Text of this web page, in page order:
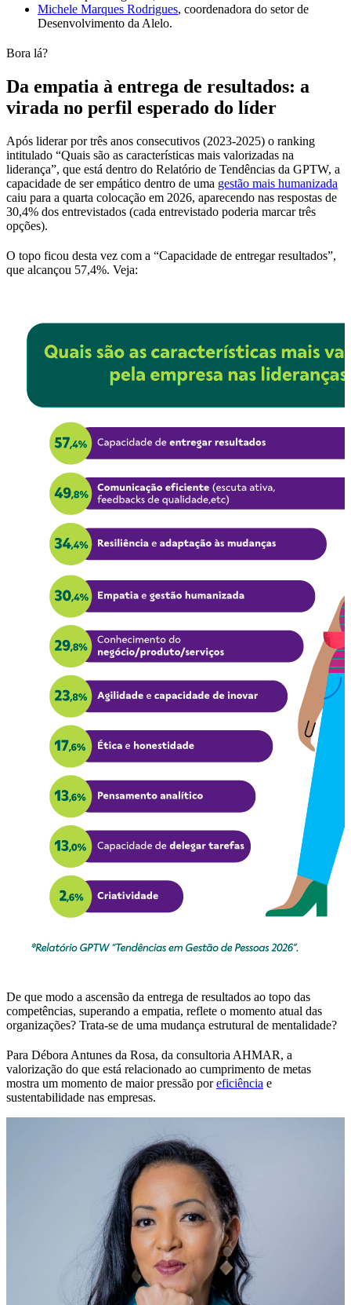
Michele Marques Rodrigues, coordenadora do setor de
Desenvolvimento da Alelo.
Bora lá?
Da empatia à entrega de resultados: a
virada no perfil esperado do líder
Após liderar por três anos consecutivos (2023-2025) o ranking
intitulado “Quais são as características mais valorizadas na
liderança”, que está dentro do Relatório de Tendências da GPTW, a
capacidade de ser empático dentro de uma gestão mais humanizada
caiu para a quarta colocação em 2026, aparecendo nas respostas de
30,4% dos entrevistados (cada entrevistado poderia marcar três
opções).
O topo ficou desta vez com a “Capacidade de entregar resultados”,
que alcançou 57,4%. Veja:
De que modo a ascensão da entrega de resultados ao topo das
competências, superando a empatia, reflete o momento atual das
organizações? Trata-se de uma mudança estrutural de mentalidade?
Para Débora Antunes da Rosa, da consultoria AHMAR, a
valorização do que está relacionado ao cumprimento de metas
mostra um momento de maior pressão poreficiência e
sustentabilidade nas empresas.